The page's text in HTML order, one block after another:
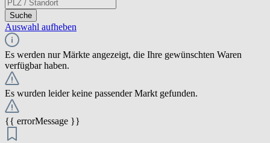
Suche
Auswahl aufheben
Es werden nur Märkte angezeigt, die Ihre gewünschten Waren
verfügbar haben.
Es wurden leider keine passender Markt gefunden.
{{ errorMessage }}